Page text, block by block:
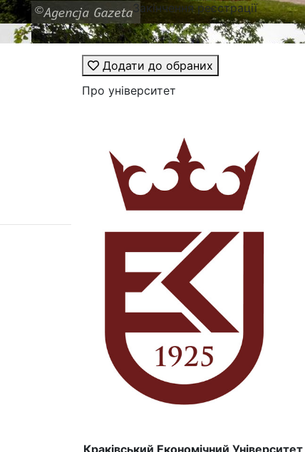
Закінчення реєстрації
Додати до обраних
Про університет
Краківський Економічний Університет